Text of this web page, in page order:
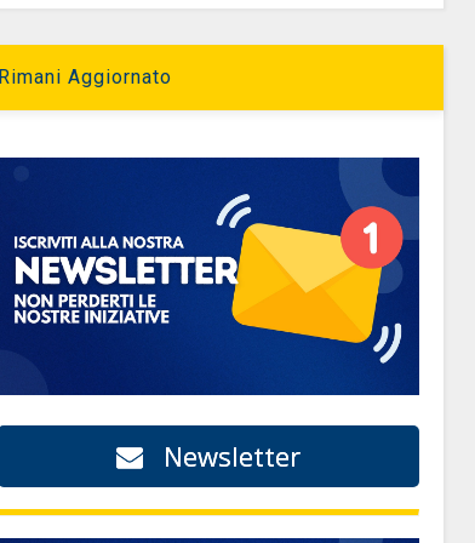
Rimani Aggiornato
Newsletter